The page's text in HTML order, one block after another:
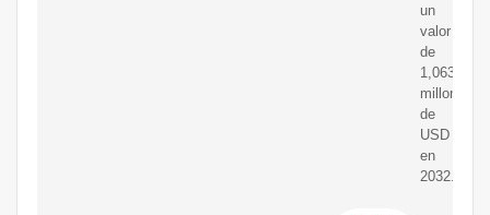
un
valor
de
1,063.19
millones
de
USD
en
2032.